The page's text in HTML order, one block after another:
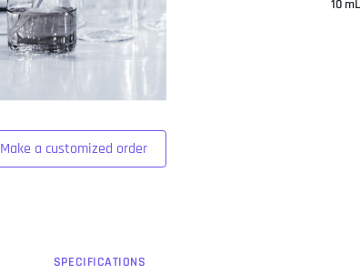
Make a customized order
10 mL
SPECIFICATIONS